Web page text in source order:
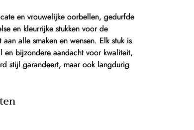
en vrouwelijke oorbellen, gedurfde
en kleurrijke stukken voor de
alle smaken en wensen. Elk stuk is
bijzondere aandacht voor kwaliteit,
stijl garandeert, maar ook langdurig